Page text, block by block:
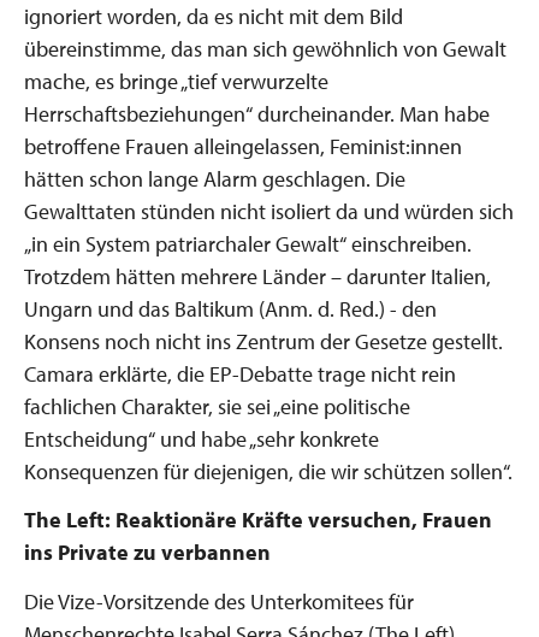
ignoriert worden, da es nicht mit dem Bild
übereinstimme, das man sich gewöhnlich von Gewalt
mache, es bringe „tief verwurzelte
Herrschaftsbeziehungen“ durcheinander. Man habe
betroffene Frauen alleingelassen, Feminist:innen
hätten schon lange Alarm geschlagen. Die
Gewalttaten stünden nicht isoliert da und würden sich
„in ein System patriarchaler Gewalt“ einschreiben.
Trotzdem hätten mehrere Länder – darunter Italien,
Ungarn und das Baltikum (Anm. d. Red.) - den
Konsens noch nicht ins Zentrum der Gesetze gestellt.
Camara erklärte, die EP-Debatte trage nicht rein
fachlichen Charakter, sie sei „eine politische
Entscheidung“ und habe „sehr konkrete
Konsequenzen für diejenigen, die wir schützen sollen“.
The Left: Reaktionäre Kräfte versuchen, Frauen
ins Private zu verbannen
Die Vize-Vorsitzende des Unterkomitees für